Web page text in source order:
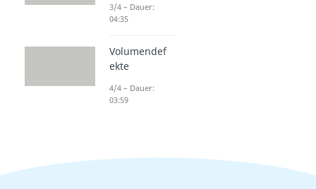
3/4 – Dauer:
04:35
Volumendef
ekte
4/4 – Dauer:
03:59